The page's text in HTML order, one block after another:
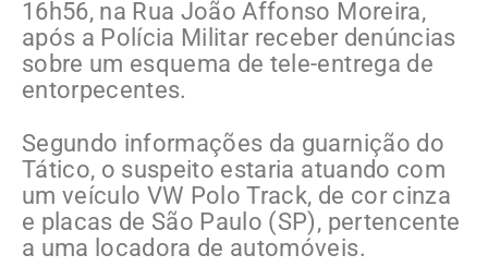
16h56, na Rua João Affonso Moreira,
após a Polícia Militar receber denúncias
sobre um esquema de tele-entrega de
entorpecentes.
Segundo informações da guarnição do
Tático, o suspeito estaria atuando com
um veículo VW Polo Track, de cor cinza
e placas de São Paulo (SP), pertencente
a uma locadora de automóveis.